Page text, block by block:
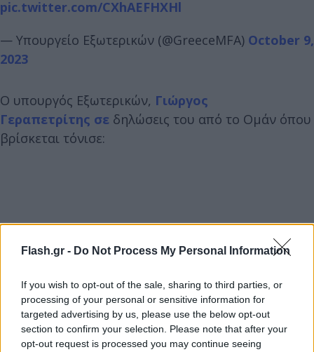
Flash.gr - Do Not Process My Personal Information
If you wish to opt-out of the sale, sharing to third parties, or
processing of your personal or sensitive information for
targeted advertising by us, please use the below opt-out
section to confirm your selection. Please note that after your
opt-out request is processed you may continue seeing
pic.twitter.com/CXhAEFHXHl
— Υπουργείο Εξωτερικών (@GreeceMFA) October 9,
2023
O υπουργός Εξωτερικών, Γιώργος
Γεραπετρίτης σε δηλώσεις του από το Ομάν όπου
βρίσκεται τόνισε: